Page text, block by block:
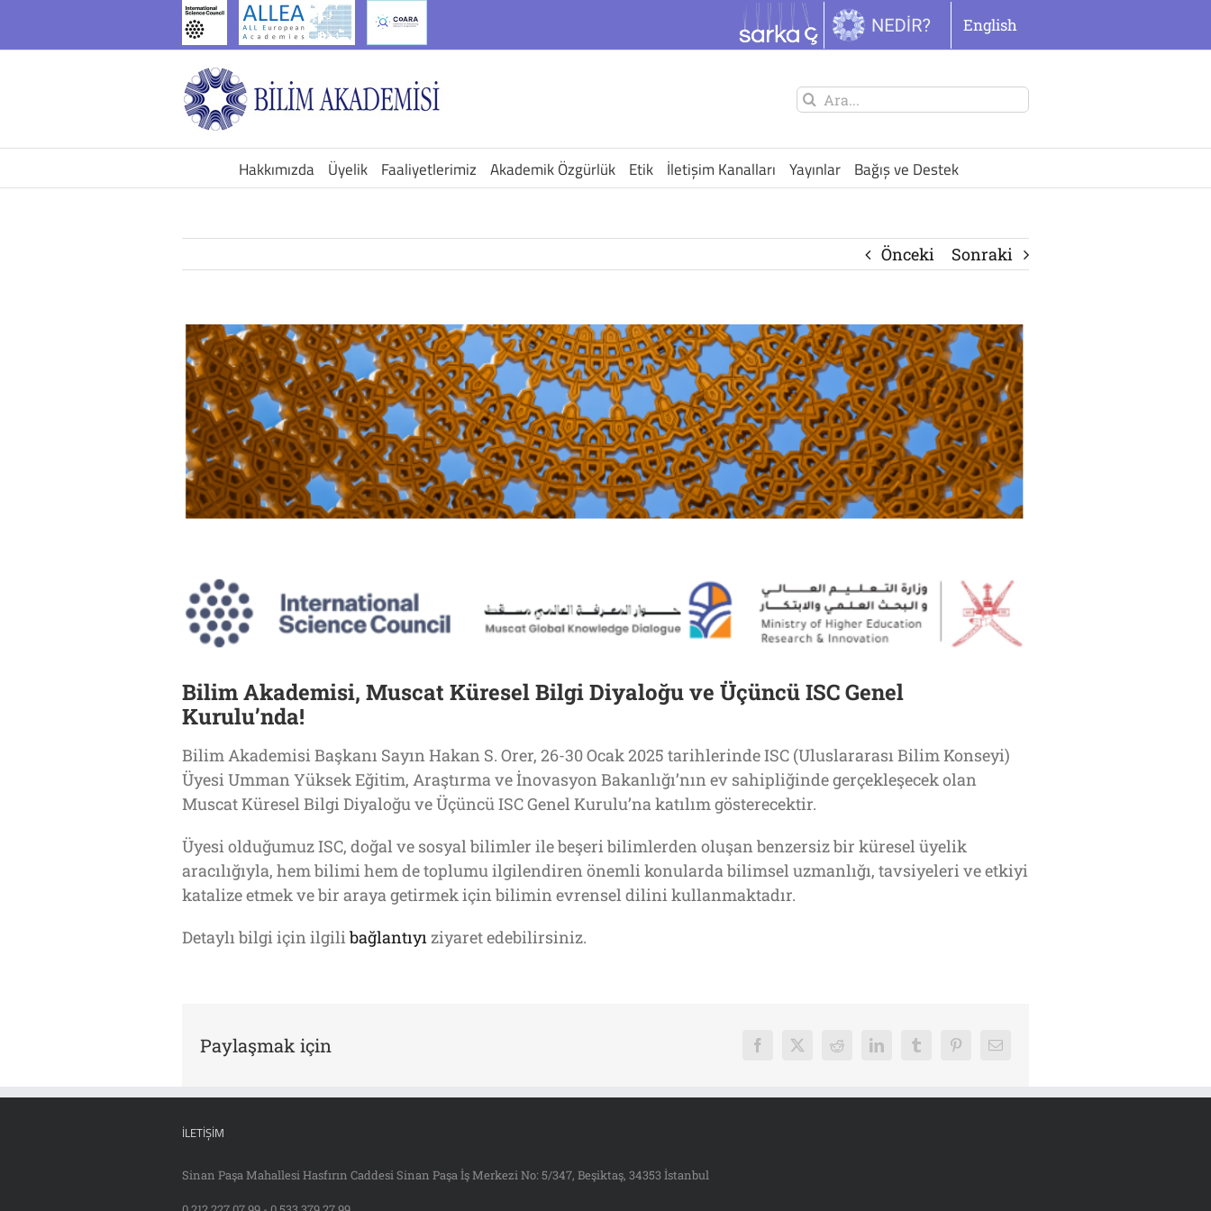
English
Şunu
Hakkımızda Üyelik Faaliyetlerimiz Akademik Özgürlük Etik İletişim Kanalları Yayınlar Bağış ve Destek
Önceki Sonraki
Bilim Akademisi, Muscat Küresel Bilgi Diyaloğu ve Üçüncü ISC Genel
Kurulu’nda!
Bilim Akademisi Başkanı Sayın Hakan S. Orer, 26-30 Ocak 2025 tarihlerinde ISC (Uluslararası Bilim Konseyi)
Üyesi Umman Yüksek Eğitim, Araştırma ve İnovasyon Bakanlığı’nın ev sahipliğinde gerçekleşecek olan
Muscat Küresel Bilgi Diyaloğu ve Üçüncü ISC Genel Kurulu’na katılım gösterecektir.
Üyesi olduğumuz ISC, doğal ve sosyal bilimler ile beşeri bilimlerden oluşan benzersiz bir küresel üyelik
aracılığıyla, hem bilimi hem de toplumu ilgilendiren önemli konularda bilimsel uzmanlığı, tavsiyeleri ve etkiyi
katalize etmek ve bir araya getirmek için bilimin evrensel dilini kullanmaktadır.
Detaylı bilgi için ilgilibağlantıyıziyaret edebilirsiniz.
Paylaşmak için Facebook
X Reddit LinkedInTumblrPinterest
E-
İLETIŞIM
Sinan Paşa Mahallesi Hasfırın Caddesi Sinan Paşa İş Merkezi No: 5/347, Beşiktaş, 34353 İstanbul